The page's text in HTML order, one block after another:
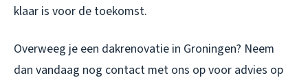
klaar is voor de toekomst.
Overweeg je een dakrenovatie in Groningen? Neem
dan vandaag nog contact met ons op voor advies op